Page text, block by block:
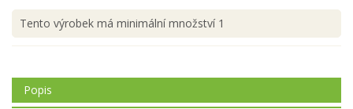
Tento výrobek má minimální množství 1
Popis